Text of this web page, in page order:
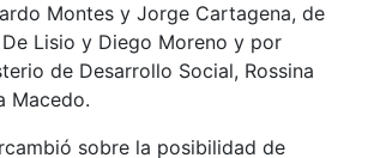
Montes y Jorge Cartagena, de
Lisio y Diego Moreno y por
de Desarrollo Social, Rossina
Macedo.
sobre la posibilidad de